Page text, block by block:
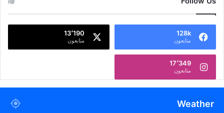
128k
متابعون
13٬190
متابعون
17٬349
متابعون
Weather